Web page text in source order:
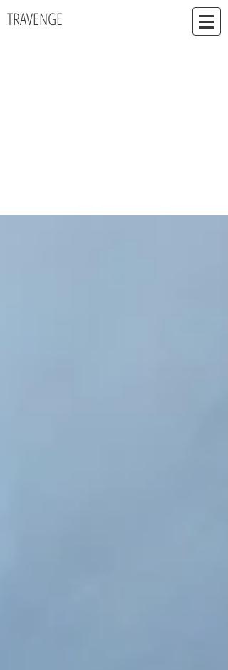
TRAVENGE